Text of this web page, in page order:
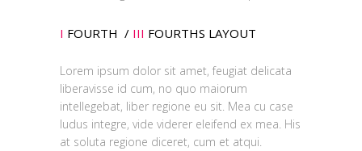
I FOURTH / III FOURTHS LAYOUT
Lorem ipsum dolor sit amet, feugiat delicata
liberavisse id cum, no quo maiorum
intellegebat, liber regione eu sit. Mea cu case
ludus integre, vide viderer eleifend ex mea. His
at soluta regione diceret, cum et atqui.